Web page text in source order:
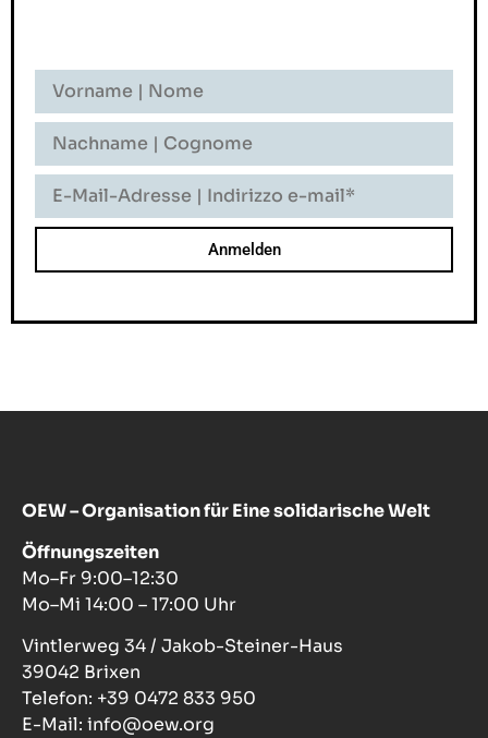
Vorname
Nome
Nachname
Cognome
E-
Mail-
Adresse
-
E-
OEW – Organisation für Eine solidarische Welt
Öffnungszeiten
Mo–Fr 9:00–12:30
Mo–Mi 14:00 – 17:00 Uhr
Vintlerweg 34 / Jakob-Steiner-Haus
39042 Brixen
Telefon: +39 0472 833 950
E-Mail: info@oew.org